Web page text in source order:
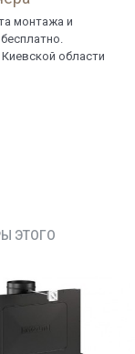
монтажа и
области
ЭТОГО